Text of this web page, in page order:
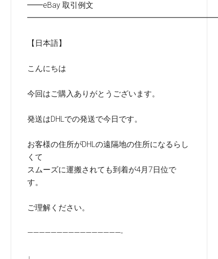
━━eBay 取引例文
【日本語】
こんにちは
今回はご購入ありがとうございます。
発送はDHLでの発送で今日です。
お客様の住所がDHLの遠隔地の住所になるらし
くて
スムーズに運搬されても到着が4月7日位で
す。
ご理解ください。
————————————————-